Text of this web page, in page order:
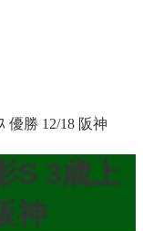
優勝 12/18 阪神
S 3歳上
神